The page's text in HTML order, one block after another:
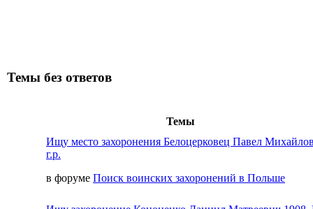
Темы без ответов
Темы
Ищу место захоронения Белоцерковец Павел
г.р.
в форуме Поиск воинских захоронений в Польше